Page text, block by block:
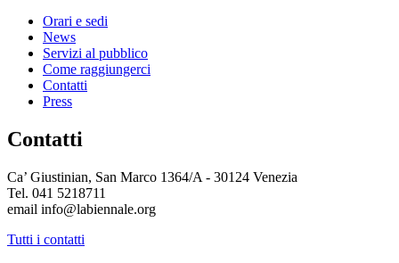
Orari e sedi
News
Servizi al pubblico
Come raggiungerci
Contatti
Press
Contatti
Ca’ Giustinian, San Marco 1364/A - 30124 Venezia
Tel. 041 5218711
email info@labiennale.org
Tutti i contatti